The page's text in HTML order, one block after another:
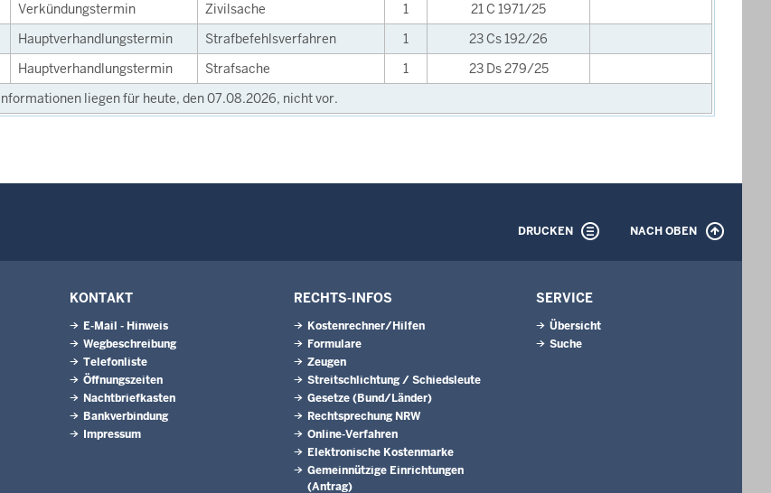
Verkündungstermin Zivilsache 1
21 C 1971/25
Hauptverhandlungstermin Strafbefehlsverfahren 1
23 Cs 192/26
Hauptverhandlungstermin Strafsache 1
23 Ds 279/25
liegen für heute, den 07.08.2026, nicht vor.
DRUCKEN NACH OBEN
KONTAKT
E-Mail - Hinweis
Wegbeschreibung
Telefonliste
Öffnungszeiten
Nachtbriefkasten
Bankverbindung
Impressum
RECHTS-INFOS
Kostenrechner/Hilfen
Formulare
Zeugen
Streitschlichtung / Schiedsleute
Gesetze (Bund/Länder)
Rechtsprechung NRW
Online-Verfahren
Elektronische Kostenmarke
Gemeinnützige Einrichtungen
(Antrag)
SERVICE
Übersicht
Suche